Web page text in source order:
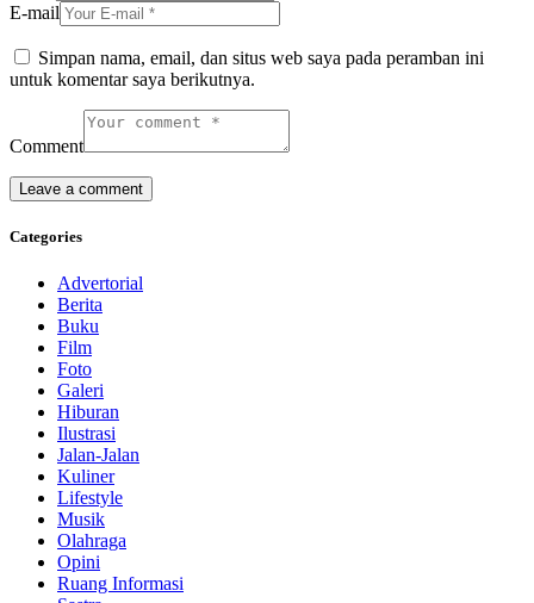
E-mail
Simpan nama, email, dan situs web saya pada peramban ini
untuk komentar saya berikutnya.
Comment
Categories
Advertorial
Berita
Buku
Film
Foto
Galeri
Hiburan
Ilustrasi
Jalan-Jalan
Kuliner
Lifestyle
Musik
Olahraga
Opini
Ruang Informasi